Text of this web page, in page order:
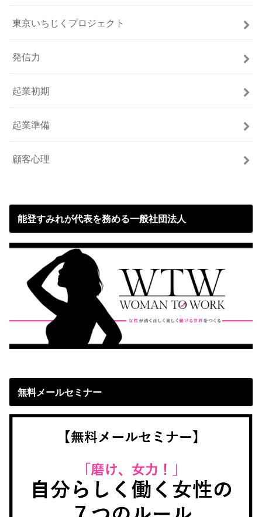
東京いちじくプロジェクト
発信力
起業初期
起業準備
顧客心理
能登すみれが代表を務める一般社団法人
無料メールセミナー